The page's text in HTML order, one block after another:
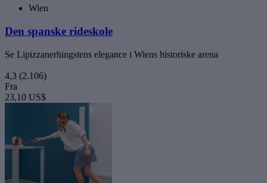
Wien
Den spanske rideskole
Se Lipizzanerhingstens elegance i Wiens historiske arena
4,3 (2.106)
Fra
23,10 US$